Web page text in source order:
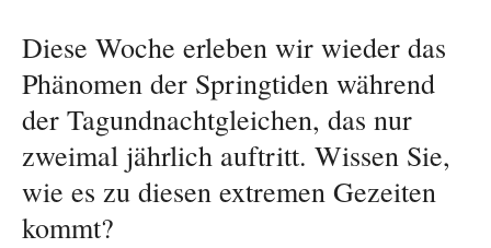
Diese Woche erleben wir wieder das
Phänomen der Springtiden während
der Tagundnachtgleichen, das nur
zweimal jährlich auftritt. Wissen Sie,
wie es zu diesen extremen Gezeiten
kommt?